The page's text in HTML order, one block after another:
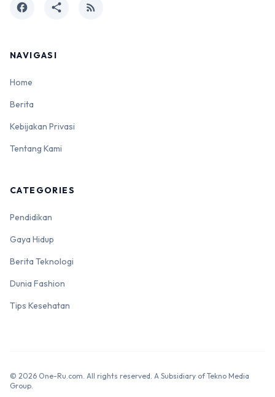
facebook share rss_feed
NAVIGASI
Home
Berita
Kebijakan Privasi
Tentang Kami
CATEGORIES
Pendidikan
Gaya Hidup
Berita Teknologi
Dunia Fashion
Tips Kesehatan
© 2026 One-Ru.com. All rights reserved. A Subsidiary of Tekno Media
Group.